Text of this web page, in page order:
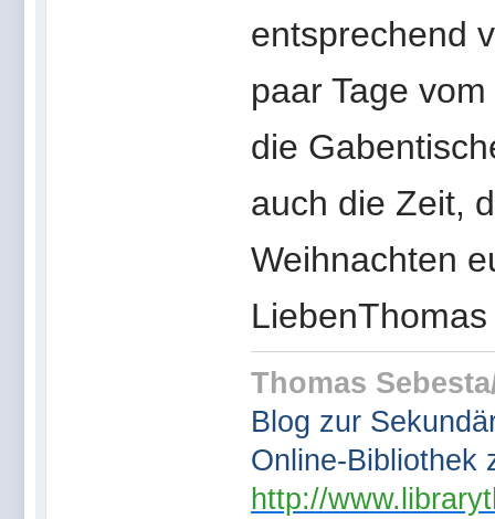
entsprechend
paar Tage
die
auch die Zeit,
Weihnachten
LiebenThomas
Thomas
Blog zur
Online-Bibliothek
http://